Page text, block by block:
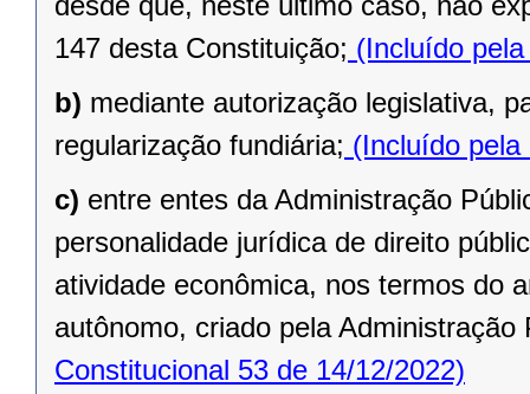
147 desta Constituição; (Incluído
b) mediante autorização legislativa,
regularização fundiária; (Incluído pela
c) entre entes da Administração
personalidade jurídica de direito
atividade econômica, nos termos do
autônomo, criado pela Administração
Constitucional 53 de 14/12/2022)